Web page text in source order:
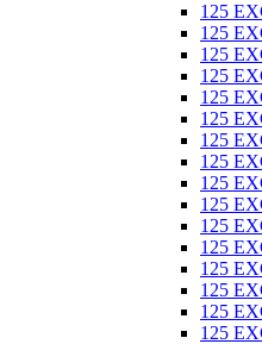
125
125
125
125
125
125
125
125
125
125
125
125
125
125
125
125